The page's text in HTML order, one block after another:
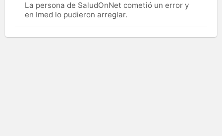
La persona de SaludOnNet cometió un error y
en Imed lo pudieron arreglar.